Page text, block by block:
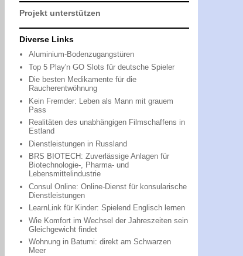
Projekt unterstützen
Diverse Links
Aluminium-Bodenzugangstüren
Top 5 Play'n GO Slots für deutsche Spieler
Die besten Medikamente für die
Raucherentwöhnung
Kein Fremder: Leben als Mann mit grauem
Pass
Realitäten des unabhängigen Filmschaffens in
Estland
Dienstleistungen in Russland
BRS BIOTECH: Zuverlässige Anlagen für
Biotechnologie-, Pharma- und
Lebensmittelindustrie
Consul Online: Online-Dienst für konsularische
Dienstleistungen
LearnLink für Kinder: Spielend Englisch lernen
Wie Komfort im Wechsel der Jahreszeiten sein
Gleichgewicht findet
Wohnung in Batumi: direkt am Schwarzen
Meer